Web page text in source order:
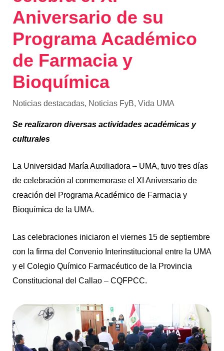
Aniversario de su
Programa Académico
de Farmacia y
Bioquímica
Noticias destacadas, Noticias FyB, Vida UMA
Se realizaron diversas actividades académicas y
culturales
La Universidad María Auxiliadora – UMA, tuvo tres días
de celebración al conmemorase el XI Aniversario de
creación del Programa Académico de Farmacia y
Bioquímica de la UMA.
Las celebraciones iniciaron el viernes 15 de septiembre
con la firma del Convenio Interinstitucional entre la UMA
y el Colegio Químico Farmacéutico de la Provincia
Constitucional del Callao – CQFPCC.